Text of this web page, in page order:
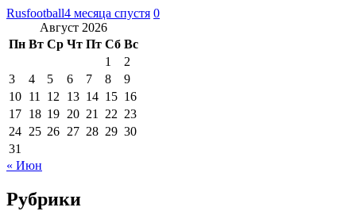
Rusfootball4 месяца спустя 0
Август 2026
Пн Вт Ср Чт Пт Сб Вс
1
2
3
4 5 6 7 8
9
10 11 12 13 14 15 16
17 18 19 20 21 22 23
24 25 26 27 28 29 30
31
« Июн
Рубрики